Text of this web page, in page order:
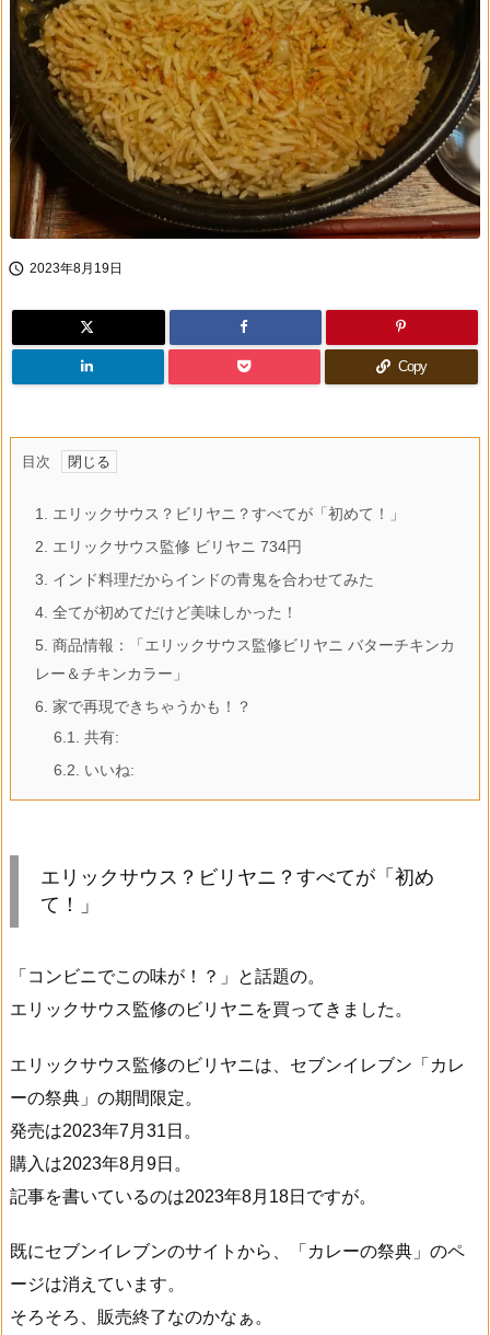
 2023年8月19日
Copy
目次
1.
エリックサウス？ビリヤニ？すべてが「初めて！」
2.
エリックサウス監修 ビリヤニ 734円
3.
インド料理だからインドの青鬼を合わせてみた
4. 全てが初めてだけど美味しかった！
5. 商品情報：「エリックサウス監修ビリヤニ バターチキンカ
レー＆チキンカラー」
6. 家で再現できちゃうかも！？
6.1.
共有:
6.2.
いいね:
エリックサウス？ビリヤニ？すべてが「初め
て！」
「コンビニでこの味が！？」と話題の。
エリックサウス監修のビリヤニを買ってきました。
エリックサウス監修のビリヤニは、セブンイレブン「カレ
ーの祭典」の期間限定。
発売は2023年7月31日。
購入は2023年8月9日。
記事を書いているのは2023年8月18日ですが。
既にセブンイレブンのサイトから、「カレーの祭典」のペ
ージは消えています。
そろそろ、販売終了なのかなぁ。